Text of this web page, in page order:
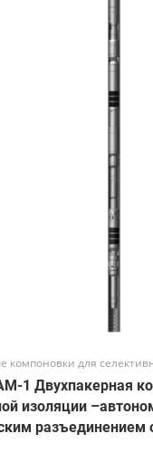
компоновки для
1 Двухпакерная
изоляции
разъединением